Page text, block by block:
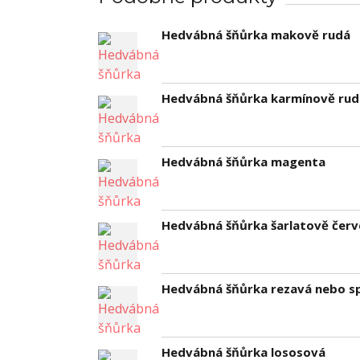
Hedvábná šňůrka makově rudá
Hedvábná šňůrka karmínově
Hedvábná šňůrka magenta
Hedvábná šňůrka šarlatově
Hedvábná šňůrka rezavá nebo
Hedvábná šňůrka lososová